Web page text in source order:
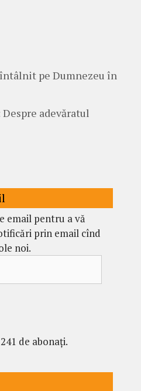
pe Dumnezeu în
adevăratul
email pentru a vă
prin email cînd
noi.
de abonați.